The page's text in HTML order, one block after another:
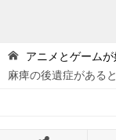
アニメとゲーム
麻痺の後遺症がある